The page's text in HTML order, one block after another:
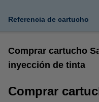
Referencia de cartucho
Comprar cartucho
inyección de tinta
Comprar